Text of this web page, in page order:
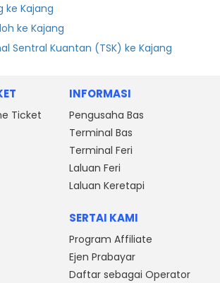
ke Kajang
ke Kajang
Sentral Kuantan (TSK) ke Kajang
Ticket
INFORMASI
Pengusaha Bas
Terminal Bas
Terminal Feri
Laluan Feri
Laluan Keretapi
SERTAI KAMI
Program Affiliate
Ejen Prabayar
Daftar sebagai Operator